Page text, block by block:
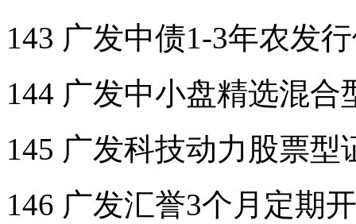
143 广发中债1-3年农发
144 广发中小盘精选混合
145 广发科技动力股票型
146 广发汇誉3个月定期